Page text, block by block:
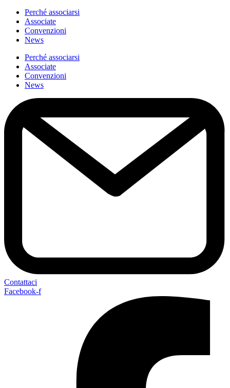
Perché associarsi
Associate
Convenzioni
News
Perché associarsi
Associate
Convenzioni
News
Contattaci
Facebook-f